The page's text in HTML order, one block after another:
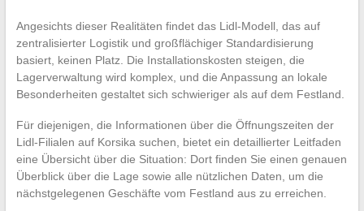
Angesichts dieser Realitäten findet das Lidl-Modell, das auf
zentralisierter Logistik und großflächiger Standardisierung
basiert, keinen Platz. Die Installationskosten steigen, die
Lagerverwaltung wird komplex, und die Anpassung an lokale
Besonderheiten gestaltet sich schwieriger als auf dem Festland.
Für diejenigen, die Informationen über die Öffnungszeiten der
Lidl-Filialen auf Korsika suchen, bietet ein detaillierter Leitfaden
eine Übersicht über die Situation: Dort finden Sie einen genauen
Überblick über die Lage sowie alle nützlichen Daten, um die
nächstgelegenen Geschäfte vom Festland aus zu erreichen.